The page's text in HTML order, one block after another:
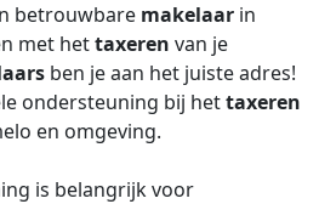
betrouwbare makelaar in
met hettaxeren van je
ben je aan het juiste adres!
ondersteuning bij hettaxeren
en omgeving.
is belangrijk voor